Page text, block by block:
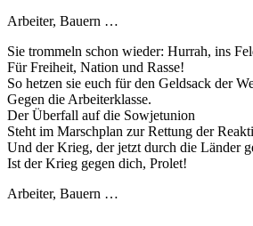
Arbeiter, Bauern …
Sie trommeln schon wieder: Hurrah, ins
Für Freiheit, Nation und Rasse!
So hetzen sie euch für den Geldsack der
Gegen die Arbeiterklasse.
Der Überfall auf die Sowjetunion
Steht im Marschplan zur Rettung der
Und der Krieg, der jetzt durch die Länder
Ist der Krieg gegen dich, Prolet!
Arbeiter, Bauern …